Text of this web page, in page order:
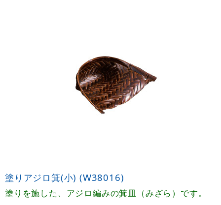
塗りアジロ箕(小) (W38016)
塗りを施した、アジロ編みの箕皿（みざら）です。